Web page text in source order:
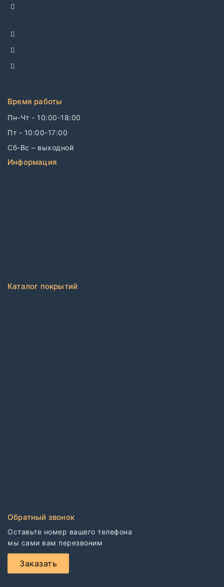
Время работы
Пн-Чт - 10:00-18:00
Пт - 10:00-17:00
Сб-Вс – выходной
Информация
Каталог покрытий
Обратный звонок
Оставьте номер вашего телефона
мы сами вам перезвоним
Заказать